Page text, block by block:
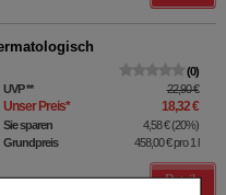
0
UVP** 22,90 €
Unser Preis* 18,32 €
Sie sparen 4,58 €(20%)
Grundpreis
458,00 €pro 1 l
Details